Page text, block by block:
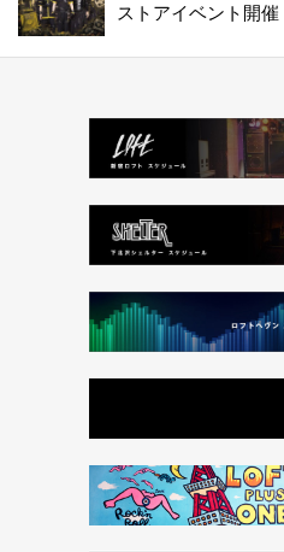
ストアイベント開催